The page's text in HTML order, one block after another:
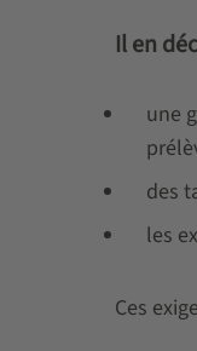
Il en
une
des
les
Ces